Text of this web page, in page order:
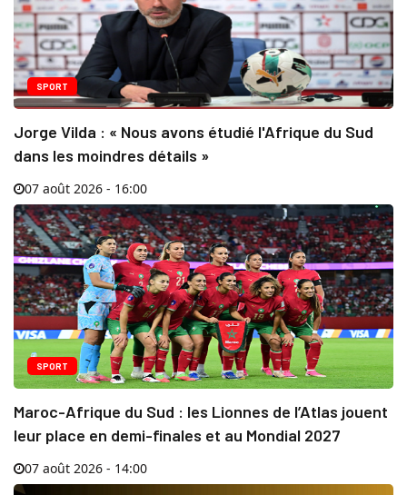
SPORT
Jorge Vilda : « Nous avons étudié l'Afrique du Sud
dans les moindres détails »
07 août 2026 - 16:00
SPORT
Maroc-Afrique du Sud : les Lionnes de l’Atlas jouent
leur place en demi-finales et au Mondial 2027
07 août 2026 - 14:00